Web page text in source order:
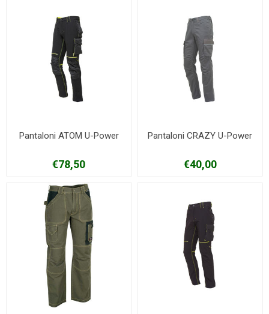
Pantaloni ATOM U-Power
€78,50
Pantaloni CRAZY U-Power
€40,00